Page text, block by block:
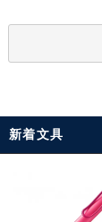
新着文具